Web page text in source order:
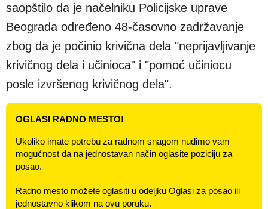
saopštilo da je načelniku Policijske uprave
Beograda određeno 48-časovno zadržavanje
zbog da je počinio krivična dela "neprijavljivanje
krivičnog dela i učinioca" i "pomoć učiniocu
posle izvršenog krivičnog dela".
OGLASI RADNO MESTO!
Ukoliko imate potrebu za radnom snagom nudimo vam
mogućnost da na jednostavan način oglasite poziciju za
posao.
Radno mesto možete oglasiti u odeljku Oglasi za posao ili
jednostavno klikom na ovu poruku.